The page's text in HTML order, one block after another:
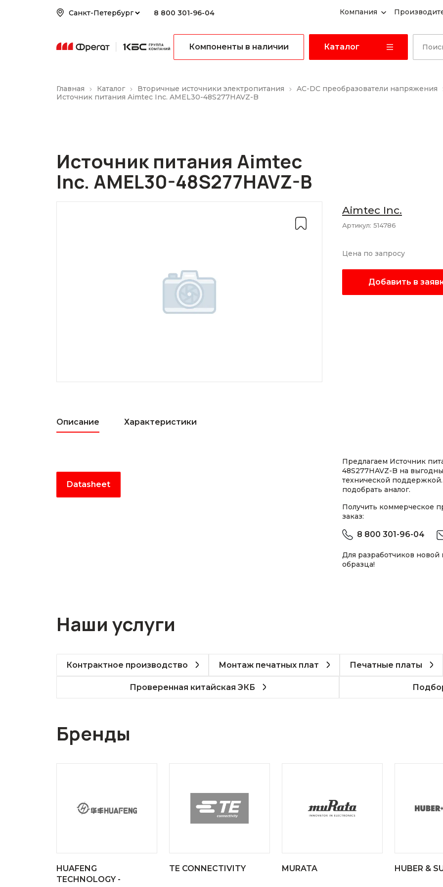
8 800 301-96-04 Компания
Компоненты в наличии Каталог
Главная Каталог Вторичные источники электропитания
AC-DC преобразователи напряжения
Источник питания Aimtec Inc. AMEL30-48S277HAVZ-B
Источник питания Aimtec
Inc. AMEL30-48S277HAVZ-B
Aimtec Inc.
Артикул: 514786
Цена по запросу
Добавить в
Описание Характеристики
Datasheet
Предлагаем Источник
48S277HAVZ-B на
технической
подобрать аналог.
Получить коммерческое
заказ:
8 800 301-96-04
Для разработчиков
образца!
Наши услуги
Контрактное производство Монтаж печатных плат Печатные платы
Проверенная китайская ЭКБ
Бренды
HUAFENG
TECHNOLOGY -
TE CONNECTIVITY MURATA HUBER &